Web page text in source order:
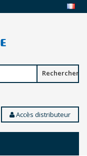
Rechercher
Accès distributeur